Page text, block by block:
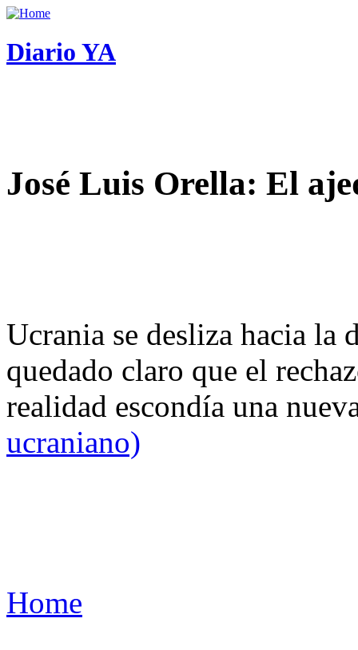
Diario YA
José Luis Orella: El
Ucrania se desliza hacia
quedado claro que el
realidad escondía una
ucraniano)
Home